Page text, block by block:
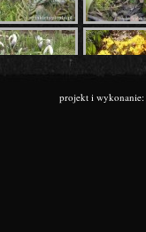
projekt i wykonanie: